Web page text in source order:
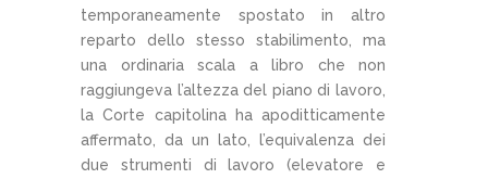
temporaneamente spostato in altro
reparto dello stesso stabilimento, ma
una ordinaria scala a libro che non
raggiungeva l’altezza del piano di lavoro,
la Corte capitolina ha apoditticamente
affermato, da un lato, l’equivalenza dei
due strumenti di lavoro (elevatore e